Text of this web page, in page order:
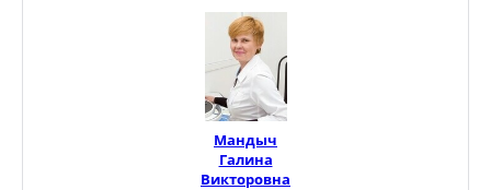
Мандыч
Галина
Викторовна